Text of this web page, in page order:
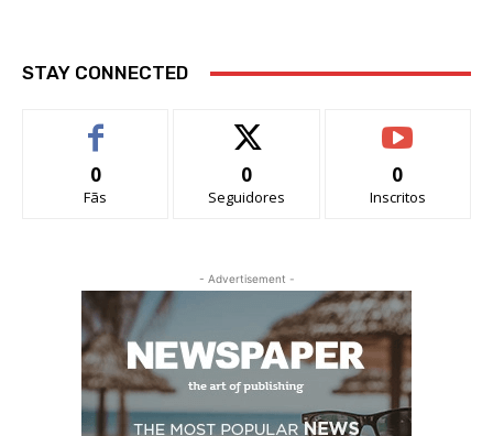
STAY CONNECTED
0
Fãs
0
Seguidores
0
Inscritos
- Advertisement -